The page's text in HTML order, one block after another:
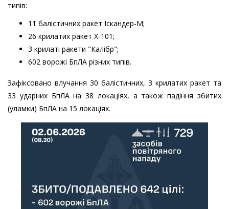
типів:
11 балістичних ракет Іскандер-М;
26 крилатих ракет Х-101;
3 крилаті ракети "Калібр";
602 ворожі БпЛА різних типів.
Зафіксовано влучання 30 балістичних, 3 крилатих ракет та
33 ударних БпЛА на 38 локаціях, а також падіння збитих
(уламки) БпЛА на 15 локаціях.